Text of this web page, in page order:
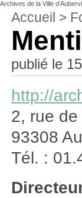
Archives de la Ville
Accueil >
publié le
http://
2, rue
93308
Tél. :